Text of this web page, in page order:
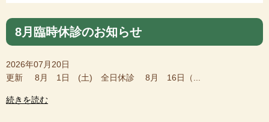
8月臨時休診のお知らせ
2026年07月20日
更新 8月 1日 (土) 全日休診 8月 16日（...
続きを読む